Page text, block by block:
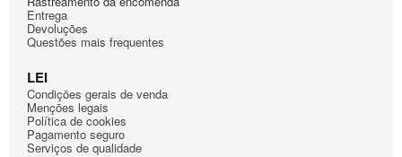
Samsung
Samsung
SDC18809XEE
Samsung
Samsung
Samsung
SDC35702XEG
Entrega
Devoluções
Questões mais frequentes
LEI
Condiçōes gerais de venda
Mençōes legais
Política de cookies
Pagamento seguro
Serviços de qualidade